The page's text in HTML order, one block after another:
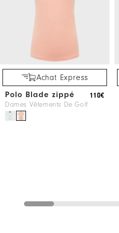
Achat Express
Polo Blade zippé
Dames Vêtements De Golf
110€